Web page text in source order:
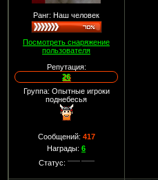
Ранг: Наш человек
Посмотреть снаряжение
пользователя
Репутация:
26
Группа: Опытные игроки
поднебесья
Сообщений: 417
Награды: 6
Статус: